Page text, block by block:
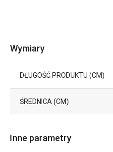
Wymiary
DŁUGOŚĆ PRODUKTU (CM)
ŚREDNICA (CM)
Inne parametry